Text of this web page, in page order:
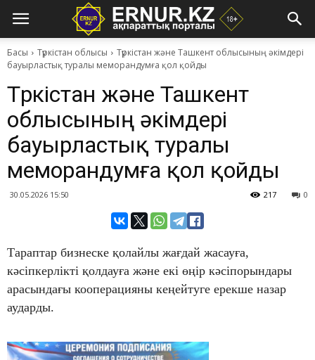
Басы Түркістан облысы
​Түркістан және Ташкент облысының әкімдері
бауырластық туралы меморандумға қол қойды
​Түркістан және Ташкент
облысының әкімдері
бауырластық туралы
меморандумға қол қойды
30.05.2026 15:50 0
217
Тараптар бизнеске қолайлы жағдай жасауға,
кәсіпкерлікті қолдауға және екі өңір кәсіпорындары
арасындағы кооперацияны кеңейтуге ерекше назар
аударды.